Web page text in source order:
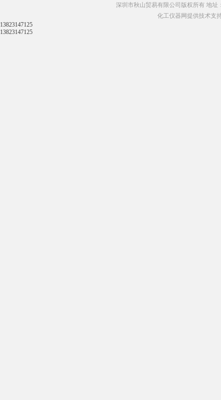
深圳市秋山贸易有限公司版权所有 地址
化工仪器网提供技术支
13823147125
13823147125